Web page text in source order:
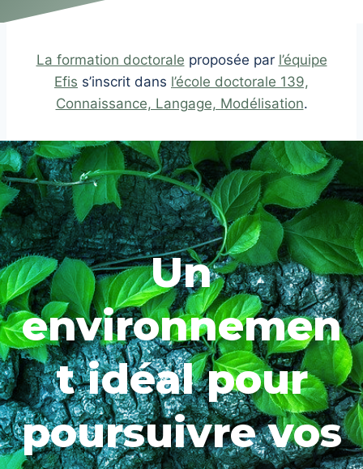
La formation doctorale proposée par l’équipe
Efis s’inscrit dans l’école doctorale 139,
Connaissance, Langage, Modélisation.
Un
environnemen
t idéal pour
poursuivre vos